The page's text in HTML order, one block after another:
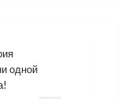
одной